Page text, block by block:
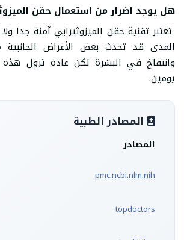
هل يوجد اضرار من استعمال حقن
تعتبر تقنية حقن الميزوثيرابي آمنة جدا
المدى قد تحدث بعض الأعراض
وانتفاخ في البشرة لكن عادة تزول هذه
يومين.
المصادر الطبية
المصادر
pmc.ncbi.nlm.nih
topdoctors